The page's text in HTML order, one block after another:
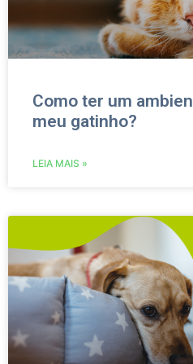
Como ter um
meu gatinho?
LEIA MAIS »